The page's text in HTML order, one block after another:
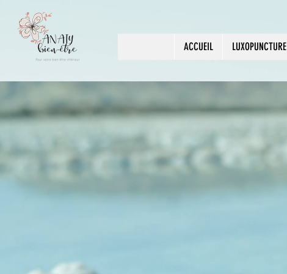
ACCUEIL LUXOPUNCTURE